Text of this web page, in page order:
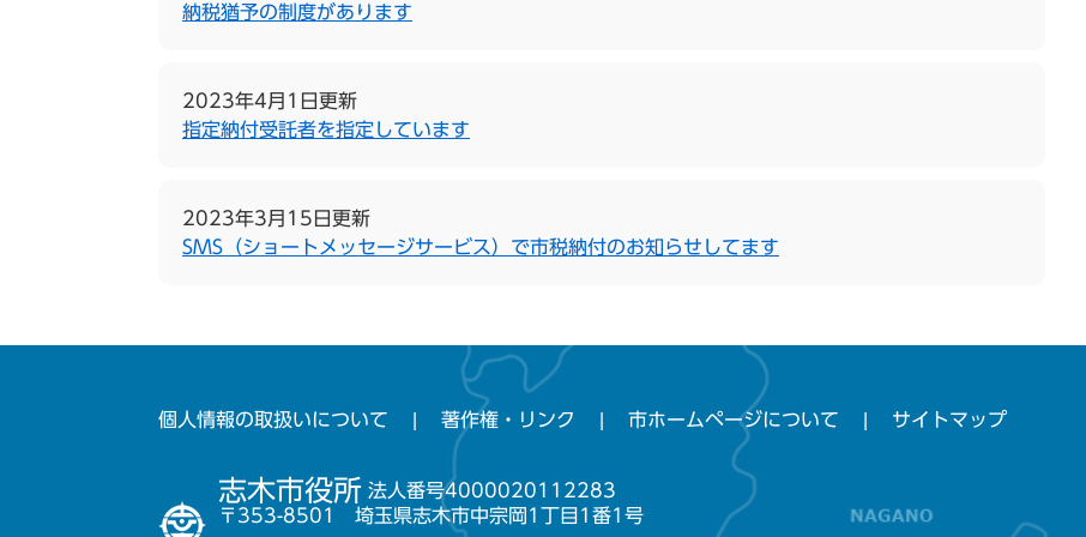
納税猶予の制度があります
2023年4月1日更新
指定納付受託者を指定しています
2023年3月15日更新
SMS（ショートメッセージサービス）で市税納付のお知らせしてます
個人情報の取扱いについて 著作権・リンク 市ホームページについて サイトマップ
志木市役所 法人番号4000020112283
〒353-8501 埼玉県志木市中宗岡1丁目1番1号